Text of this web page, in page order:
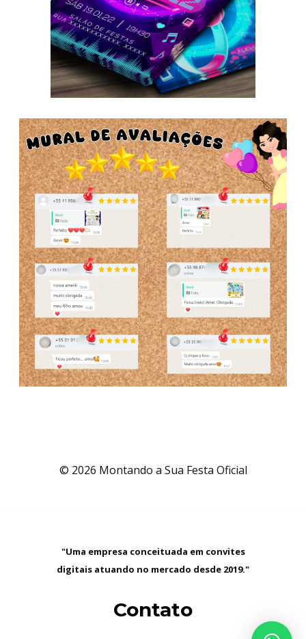
© 2026 Montando a Sua Festa Oficial
"Uma empresa conceituada em convites
digitais atuando no mercado desde 2019."
Contato